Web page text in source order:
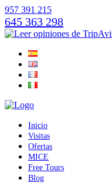
957 391 215
645 363 298
Inicio
Visitas
Ofertas
MICE
Free Tours
Blog